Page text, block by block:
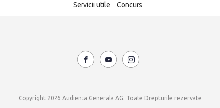
Servicii utile
Concurs
Copyright 2026 Audienta Generala AG. Toate Drepturile rezervate